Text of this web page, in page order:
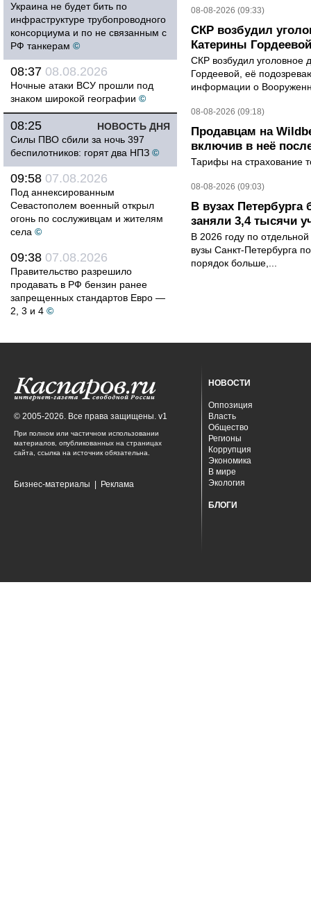
Украина не будет бить по
инфраструктуре трубопроводного
консорциума и по не связанным с
РФ танкерам ©
08:37 08.08.2026
Ночные атаки ВСУ прошли под
знаком широкой географии ©
НОВОСТЬ ДНЯ
08:25
Силы ПВО сбили за ночь 397
беспилотников: горят два НПЗ ©
09:58 07.08.2026
Под аннексированным
Севастополем военный открыл
огонь по сослуживцам и жителям
села ©
09:38 07.08.2026
Правительство разрешило
продавать в РФ бензин ранее
запрещенных стандартов Евро —
2, 3 и 4 ©
08-08-2026 (09:33)
СКР возбудил
Катерины Гордеевой
СКР возбудил уголовное
Гордеевой, её
информации о
08-08-2026 (09:18)
Продавцам на
включив в неё
Тарифы на страхование
08-08-2026 (09:03)
В вузах
заняли 3,4 тысячи
В 2026 году по
вузы Санкт-Петербурга
порядок больше,...
© 2005-2026. Все права защищены. v1
При полном или частичном использовании
материалов, опубликованных на страницах
сайта, ссылка на источник обязательна.
Бизнес-материалы Реклама
НОВОСТИ
Оппозиция
Власть
Общество
Регионы
Коррупция
Экономика
В мире
Экология
БЛОГИ